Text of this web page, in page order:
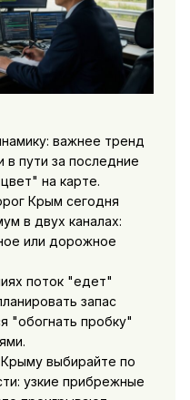
важнее тренд
в пути за последние
на карте.
Крым сегодня
в двух каналах:
или дорожное
поток "едет"
запас
"обогнать пробку"
выбирайте по
узкие прибрежные